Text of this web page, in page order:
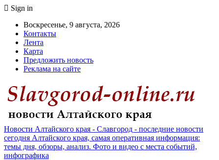
Sign in
Воскресенье, 9 августа, 2026
Контакты
Лента
Карта
Предложить новость
Реклама на сайте
Новости Алтайского края - Славгород - последние новости
сегодня Алтайского края, самая оперативная информация:
темы дня, обзоры, анализ. Фото и видео с места событий,
инфографика